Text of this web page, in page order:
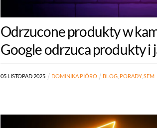
Odrzucone produkty w
Google odrzuca produkty i
05 LISTOPAD 2025 DOMINIKA PIÓRO BLOG PORADY,SEM